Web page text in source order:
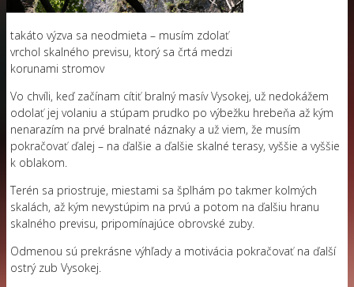
takáto výzva sa neodmieta – musím zdolať
vrchol skalného previsu, ktorý sa črtá medzi
korunami stromov
Vo chvíli, keď začínam cítiť bralný masív Vysokej, už nedokážem
odolať jej volaniu a stúpam prudko po výbežku hrebeňa až kým
nenarazím na prvé bralnaté náznaky a už viem, že musím
pokračovať ďalej – na ďalšie a ďalšie skalné terasy, vyššie a vyššie
k oblakom.
Terén sa priostruje, miestami sa šplhám po takmer kolmých
skalách, až kým nevystúpim na prvú a potom na ďalšiu hranu
skalného previsu, pripomínajúce obrovské zuby.
Odmenou sú prekrásne výhľady a motivácia pokračovať na ďalší
ostrý zub Vysokej.